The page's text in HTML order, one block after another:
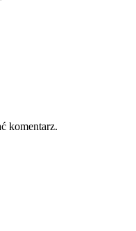
komentarz.